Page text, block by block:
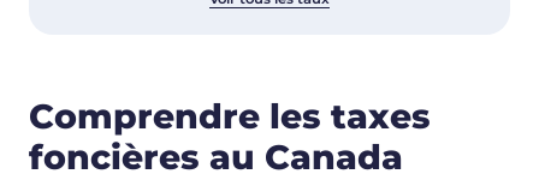
Comprendre les taxes
foncières au Canada